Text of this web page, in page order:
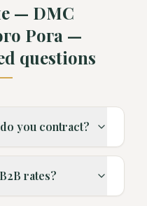
— DMC
Рога —
questions
you contract?
rates?